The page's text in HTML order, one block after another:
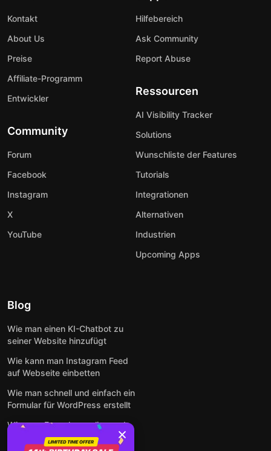
Kontakt
About Us
Preise
Affiliate-Programm
Entwickler
Community
Forum
Facebook
Instagram
X
YouTube
Hilfebereich
Ask Community
Report Abuse
Ressourcen
AI Visibility Tracker
Solutions
Wunschliste der Features
Tutorials
Integrationen
Alternativen
Industrien
Upcoming Apps
Blog
Wie man einen KI-Chatbot zu
seiner Website hinzufügt
Wie kann man Instagram Feed
auf Webseite einbetten
Wie man schnell und einfach ein
Formular für WordPress erstellt
Wie man Formulare online und
kostenlos auf jeder Website